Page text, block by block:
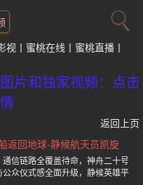
视 蜜桃在线
蜜桃直播
片和独家视频：点击
返回上页
返回地球-静候航天员凯旋
信链路全覆盖待命，神舟二十号
众仪式感全面升级，静候英雄平